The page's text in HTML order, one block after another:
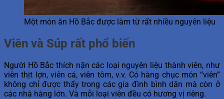
Một món ăn Hồ Bắc được làm từ rất nhiều nguyên liệu
Viên và Súp rất phổ biến
Người Hồ Bắc thích nặn các loại nguyên liệu thành viên, như
viên thịt lợn, viên cá, viên tôm, v.v. Có hàng chục món “viên”
không chỉ được thấy trong các gia đình bình dân mà còn ở
các nhà hàng lớn. Và mỗi loại viên đều có hương vị riêng.